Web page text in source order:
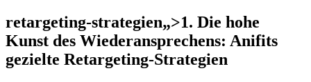
retargeting-strategien„>1. Die hohe
Kunst des Wiederansprechens: Anifits
gezielte Retargeting-Strategien